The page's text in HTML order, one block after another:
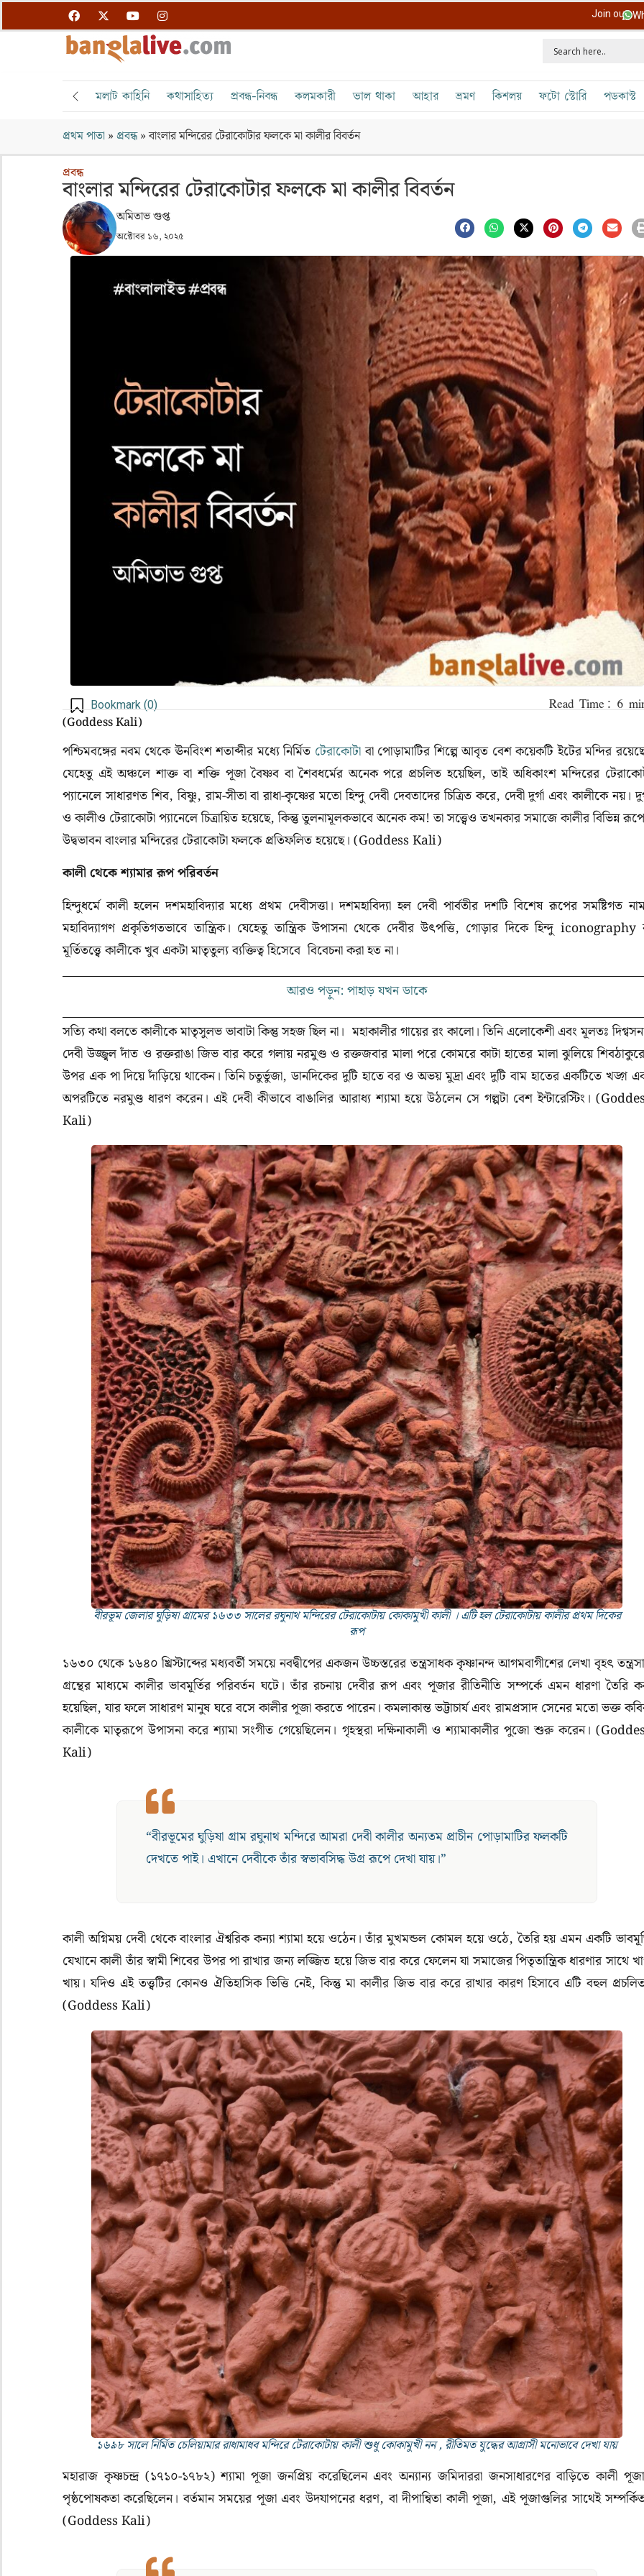
Join our
মলাট কাহিনি কথাসাহিত্য প্রবন্ধ-নিবন্ধ কলমকারী ভাল থাকা আহার ভ্রমণ কিশলয় ফটো স্টোরি পডকাস্ট
প্রথম পাতা »প্রবন্ধ»বাংলার মন্দিরের টেরাকোটার ফলকে মা কালীর বিবর্তন
প্রবন্ধ
বাংলার মন্দিরের টেরাকোটার ফলকে মা কালীর বিবর্তন
অমিতাভ গুপ্ত
অক্টোবর ১৬, ২০২৫
Bookmark (0)
(Goddess Kali)
পশ্চিমবঙ্গের নবম থেকে ঊনবিংশ শতাব্দীর মধ্যে নির্মিত টেরাকোটাবা পোড়ামাটির শিল্পে আবৃত বেশ কয়েকটি ইটের মন্দির
যেহেতু এই অঞ্চলে শাক্ত বা শক্তি পূজা বৈষ্ণব বা শৈবধর্মের অনেক পরে প্রচলিত হয়েছিল, তাই অধিকাংশ মন্দিরের
প্যানেলে সাধারণত শিব, বিষ্ণু, রাম-সীতা বা রাধা-কৃষ্ণের মতো হিন্দু দেবী দেবতাদের চিত্রিত করে, দেবী দুর্গা এবং কালীকে নয়।
ও কালীও টেরাকোটা প্যানেলে চিত্রায়িত হয়েছে, কিন্তু তুলনামূলকভাবে অনেক কম! তা সত্ত্বেও তখনকার সমাজে কালীর বিভিন্ন
উদ্বভাবন বাংলার মন্দিরের টেরাকোটা ফলকে প্রতিফলিত হয়েছে। (Goddess Kali)
কালী থেকে শ্যামার রূপ পরিবর্তন
হিন্দুধর্মে কালী হলেন দশমহাবিদ্যার মধ্যে প্রথম দেবীসত্তা। দশমহাবিদ্যা হল দেবী পার্বতীর দশটি বিশেষ রূপের সমষ্টিগত
মহাবিদ্যাগণ প্রকৃতিগতভাবে তান্ত্রিক। যেহেতু তান্ত্রিক উপাসনা থেকে দেবীর উৎপত্তি, গোড়ার দিকে হিন্দু iconography
মূর্তিতত্ত্বে কালীকে খুব একটা মাতৃতুল্য ব্যক্তিত্ব হিসেবে বিবেচনা করা হত না।
আরও পড়ুন: পাহাড় যখন ডাকে
সত্যি কথা বলতে কালীকে মাতৃসুলভ ভাবাটা কিন্তু সহজ ছিল না। মহাকালীর গায়ের রং কালো। তিনি এলোকেশী এবং মূলতঃ
দেবী উজ্জ্বল দাঁত ও রক্তরাঙা জিভ বার করে গলায় নরমুণ্ড ও রক্তজবার মালা পরে কোমরে কাটা হাতের মালা ঝুলিয়ে
উপর এক পা দিয়ে দাঁড়িয়ে থাকেন। তিনি চতুর্ভুজা, ডানদিকের দুটি হাতে বর ও অভয় মুদ্রা এবং দুটি বাম হাতের একটিতে খড়্গ
অপরটিতে নরমুণ্ড ধারণ করেন। এই দেবী কীভাবে বাঙালির আরাধ্য শ্যামা হয়ে উঠলেন সে গল্পটা বেশ ইন্টারেস্টিং।
Kali)
বীরভূম জেলার ঘুড়িষা গ্রামের ১৬৩৩ সালের রঘুনাথ মন্দিরের টেরাকোটায় কোকামুখী কালী । এটি হল টেরাকোটায় কালীর প্রথম দিকের
রূপ
১৬৩০ থেকে ১৬৪০ খ্রিস্টাব্দের মধ্যবর্তী সময়ে নবদ্বীপের একজন উচ্চস্তরের তন্ত্রসাধক কৃষ্ণানন্দ আগমবাগীশের লেখা বৃহৎ
গ্ৰন্থের মাধ্যমে কালীর ভাবমূর্তির পরিবর্তন ঘটে। তাঁর রচনায় দেবীর রূপ এবং পূজার রীতিনীতি সম্পর্কে এমন ধারণা তৈরি
হয়েছিল, যার ফলে সাধারণ মানুষ ঘরে বসে কালীর পূজা করতে পারেন। কমলাকান্ত ভট্টাচার্য এবং রামপ্রসাদ সেনের মতো ভক্ত
কালীকে মাতৃরূপে উপাসনা করে শ্যামা সংগীত গেয়েছিলেন। গৃহস্থরা দক্ষিনাকালী ও শ্যামাকালীর পুজো শুরু করেন।
Kali)
“বীরভূমের ঘুড়িষা গ্রাম রঘুনাথ মন্দিরে আমরা দেবী কালীর অন্যতম প্রাচীন পোড়ামাটির ফলকটি
দেখতে পাই। এখানে দেবীকে তাঁর স্বভাবসিদ্ধ উগ্র রূপে দেখা যায়।”
কালী অগ্নিময় দেবী থেকে বাংলার ঐশ্বরিক কন্যা শ্যামা হয়ে ওঠেন। তাঁর মুখমন্ডল কোমল হয়ে ওঠে, তৈরি হয় এমন একটি
যেখানে কালী তাঁর স্বামী শিবের উপর পা রাখার জন্য লজ্জিত হয়ে জিভ বার করে ফেলেন যা সমাজের পিতৃতান্ত্রিক ধারণার সাথে
খায়। যদিও এই তত্ত্বটির কোনও ঐতিহাসিক ভিত্তি নেই, কিন্তু মা কালীর জিভ বার করে রাখার কারণ হিসাবে এটি বহুল
(Goddess Kali)
১৬৯৮ সালে নির্মিত চেলিয়ামার রাধামাধব মন্দিরে টেরাকোটায় কালী শুধু কোকামুখী নন , রীতিমত যুদ্ধের আগ্রাসী মনোভাবে দেখা যায়
মহারাজ কৃষ্ণচন্দ্র (১৭১০-১৭৮২) শ্যামা পূজা জনপ্রিয় করেছিলেন এবং অন্যান্য জমিদাররা জনসাধারণের বাড়িতে কালী
পৃষ্ঠপোষকতা করেছিলেন। বর্তমান সময়ের পূজা এবং উদযাপনের ধরণ, বা দীপান্বিতা কালী পূজা, এই পূজাগুলির সাথেই
(Goddess Kali)